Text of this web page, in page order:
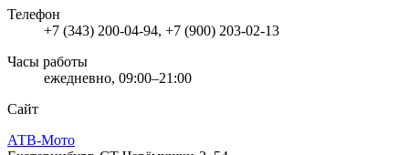
Телефон
+7 (343) 200-04-94, +7 (900) 203-02-13
Часы работы
ежедневно, 09:00–21:00
Сайт
АТВ-Мото